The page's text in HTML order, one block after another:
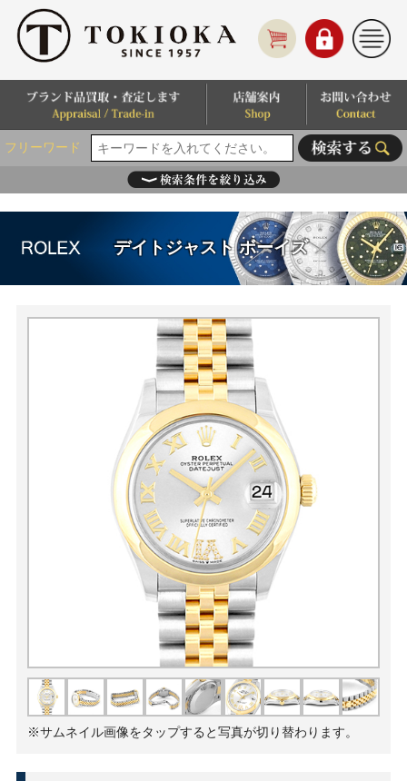
フリーワード
デイトジャスト ボーイズ
※サムネイル画像をタップすると写真が切り替わります。